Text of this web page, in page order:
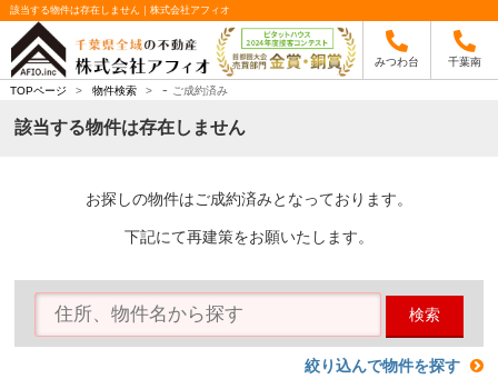
該当する物件は存在しません｜株式会社アフィオ
みつわ台 千葉南
TOPページ > 物件検索 > - ご成約済み
該当する物件は存在しません
お探しの物件はご成約済みとなっております。
下記にて再建策をお願いたします。
検索
絞り込んで物件を探す